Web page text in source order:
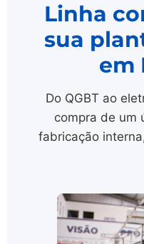
Linha
sua
em
Do QGBT ao
compra de um
fabricação